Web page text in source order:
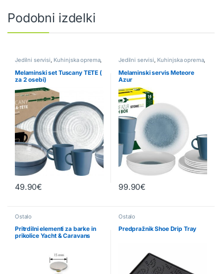
Podobni izdelki
Jedilni servisi, Kuhinjska oprema,
Ostalo
Melaminski set Tuscany TETE (
za 2 osebi)
49.90€
Jedilni servisi, Kuhinjska oprema,
Ostalo
Melaminski servis Meteore
Azur
99.90€
Ostalo
Pritrdilni elementi za barke in
prikolice Yacht & Caravans
Ostalo
Predpražnik Shoe Drip Tray